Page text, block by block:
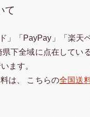
て
」「PayPay」「楽天
下全域に点在してい
ます。
は、 こちらの全国送